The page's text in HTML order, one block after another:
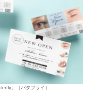
」（バタフライ）